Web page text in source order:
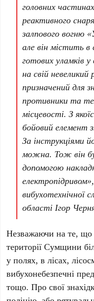
головних
реактивного
залпового вогню
але він містить в
готових уламків
на свій
призначений для
противники та
місцевості. З
бойовий елемент
За інструкціями
можна. Тож він
допомогою
вибухотехнічної
області Ігор
Незважаючи на те, що
території Сумщини
у полях, в лісах,
вибухонебезпечні
тощо. Про свої